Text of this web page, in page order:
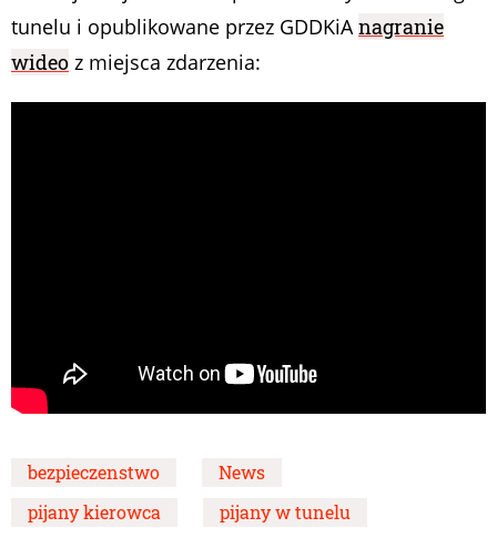
tunelu i opublikowane przez GDDKiAnagranie
wideo z miejsca zdarzenia:
bezpieczenstwo
News
pijany kierowca
pijany w tunelu